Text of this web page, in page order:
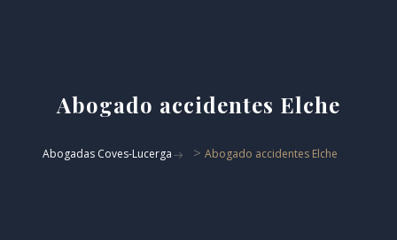
Abogado accidentes Elche
Abogadas Coves-Lucerga > Abogado accidentes Elche